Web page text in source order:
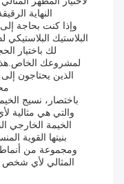
النهاية
وإذا كنت بحاجة
البلاستيك
لك باختيار
لمشروعك
الذين يحتاجون
والتي هي مثالية
الخيمة الخارجي
بنيتها القوية
ومجموعة من
المثالي لأي شخص